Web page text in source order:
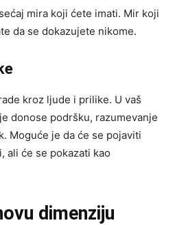
mira koji ćete imati. Mir koji
da se dokazujete nikome.
kroz ljude i prilike. U vaš
donose podršku, razumevanje
Moguće je da će se pojaviti
ali će se pokazati kao
dimenziju